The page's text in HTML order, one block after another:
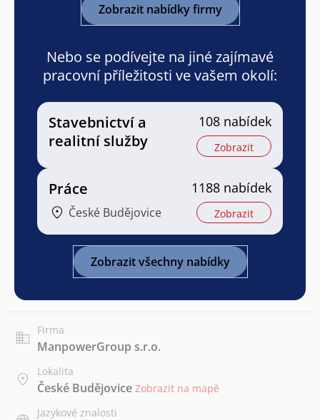
Zobrazit nabídky firmy
Nebo se podívejte na jiné zajímavé
pracovní příležitosti ve vašem okolí:
Stavebnictví a
realitní služby
108 nabídek
Zobrazit
Práce
České Budějovice
1188 nabídek
Zobrazit
Zobrazit všechny nabídky
Firma
ManpowerGroup s.r.o.
Lokalita
České Budějovice Zobrazit na mapě
Jazykové znalosti